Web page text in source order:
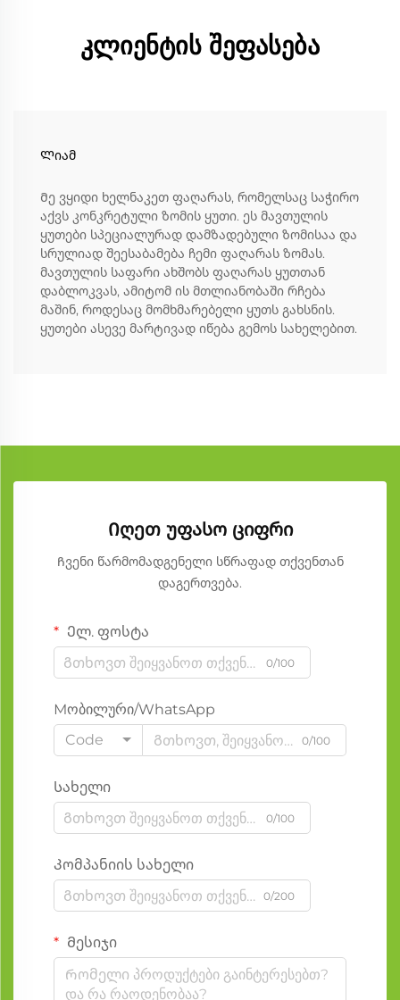
კლიენტის შეფასება
Ლიამ
Მე ვყიდი ხელნაკეთ ფაღარას, რომელსაც საჭირო
აქვს კონკრეტული ზომის ყუთი. ეს მავთულის
ყუთები სპეციალურად დამზადებული ზომისაა და
სრულიად შეესაბამება ჩემი ფაღარას ზომას.
მავთულის საფარი ახშობს ფაღარას ყუთთან
დაბლოკვას, ამიტომ ის მთლიანობაში რჩება
მაშინ, როდესაც მომხმარებელი ყუთს გახსნის.
ყუთები ასევე მარტივად იწება გემოს სახელებით.
Იღეთ უფასო ციფრი
Ჩვენი წარმომადგენელი სწრაფად თქვენთან
დაგერთვება.
Ელ. ფოსტა
0/100
Мობილური/WhatsApp
Code
0/100
Სახელი
0/100
Კომპანიის სახელი
0/200
Მესიჯი